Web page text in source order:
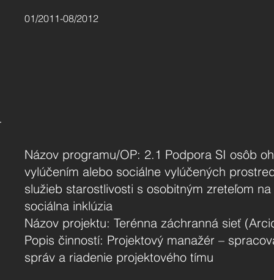
01/2011-08/2012
Názov programu/OP: 2.1 Podpora SI osôb
vylúčením alebo sociálne vylúčených
služieb starostlivosti s osobitným zreteľom
sociálna inklúzia
Názov projektu: Terénna záchranná sieť
Popis činností: Projektový manažér –
správ a riadenie projektového tímu